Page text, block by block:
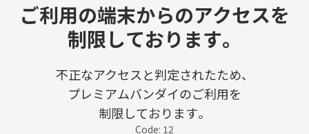
ご利用の端末からのアクセスを
制限しております。
不正なアクセスと判定されたため、
プレミアムバンダイのご利用を
制限しております。
Code: 12